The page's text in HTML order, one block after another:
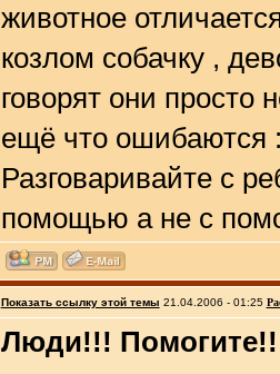
животное
козлом собачку ,
говорят они просто
ещё что ошибаются
Разговаривайте с
помощью а не с
Показать ссылку этой темы 21.04.2006 - 01:25
Люди!!!